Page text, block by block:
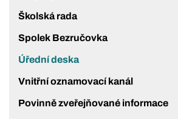
Školská rada
Spolek Bezručovka
Úřední deska
Vnitřní oznamovací kanál
Povinně zveřejňované informace